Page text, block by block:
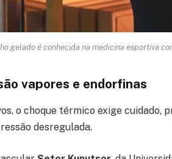
gelado é conhecida na medicina esportiva
vapores e endorfinas
o choque térmico exige cuidado,
desregulada.